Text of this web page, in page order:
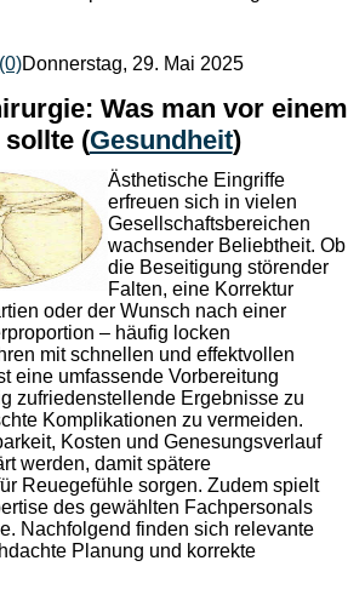
Donnerstag, 29. Mai 2025
Was man vor einem
sollte (Gesundheit)
Ästhetische Eingriffe
erfreuen sich in vielen
Gesellschaftsbereichen
wachsender Beliebtheit. Ob
die Beseitigung störender
Falten, eine Korrektur
oder der Wunsch nach einer
– häufig locken
mit schnellen und effektvollen
eine umfassende Vorbereitung
zufriedenstellende Ergebnisse zu
Komplikationen zu vermeiden.
Kosten und Genesungsverlauf
werden, damit spätere
Reuegefühle sorgen. Zudem spielt
des gewählten Fachpersonals
Nachfolgend finden sich relevante
Planung und korrekte